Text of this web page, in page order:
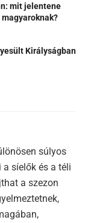
mit jelentene
Királyságban
súlyos
síelők és a téli
a szezon